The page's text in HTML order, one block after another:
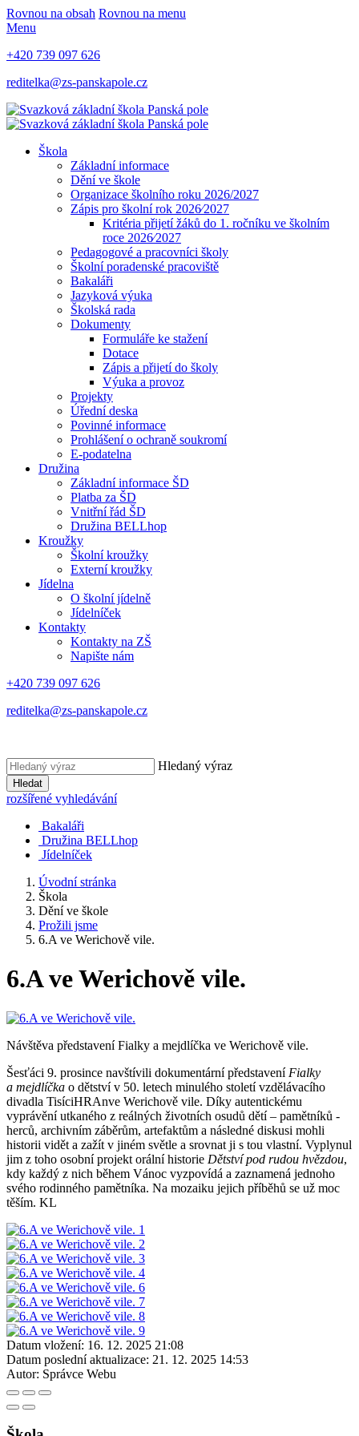
Rovnou na obsah Rovnou na menu
Menu
+420 739 097 626
reditelka@zs-panskapole.cz
Škola
Základní informace
Dění ve škole
Organizace školního roku 2026/2027
Zápis pro školní rok 2026⁄2027
Kritéria přijetí žáků do 1. ročníku ve školním
roce 2026⁄2027
Pedagogové a pracovníci školy
Školní poradenské pracoviště
Bakaláři
Jazyková výuka
Školská rada
Dokumenty
Formuláře ke stažení
Dotace
Zápis a přijetí do školy
Výuka a provoz
Projekty
Úřední deska
Povinné informace
Prohlášení o ochraně soukromí
E-podatelna
Družina
Základní informace ŠD
Platba za ŠD
Vnitřní řád ŠD
Družina BELLhop
Kroužky
Školní kroužky
Externí kroužky
Jídelna
O školní jídelně
Jídelníček
Kontakty
Kontakty na ZŠ
Napište nám
+420 739 097 626
reditelka@zs-panskapole.cz
Hledaný výraz
Hledat
rozšířené vyhledávání
Bakaláři
Družina BELLhop
Jídelníček
Úvodní stránka
Škola
Dění ve škole
Prožili jsme
6.A ve Werichově vile.
6.A ve Werichově vile.
Návštěva představení Fialky a mejdlíčka ve Werichově vile.
Šesťáci 9. prosince navštívili dokumentární představení Fialky
a mejdlíčka o dětství v 50. letech minulého století vzdělávacího
divadla TisíciHRAnve Werichově vile. Díky autentickému
vyprávění utkaného z reálných životních osudů dětí – pamětníků -
herců, archivním záběrům, artefaktům a následné diskusi mohli
historii vidět a zažít v jiném světle a srovnat ji s tou vlastní. Vyplynul
jim z toho osobní projekt orální historie Dětství pod rudou hvězdou,
kdy každý z nich během Vánoc vyzpovídá a zaznamená jednoho
svého rodinného pamětníka. Na mozaiku jejich příběhů se už moc
těším. KL
Datum vložení: 16. 12. 2025 21:08
Datum poslední aktualizace: 21. 12. 2025 14:53
Autor: Správce Webu